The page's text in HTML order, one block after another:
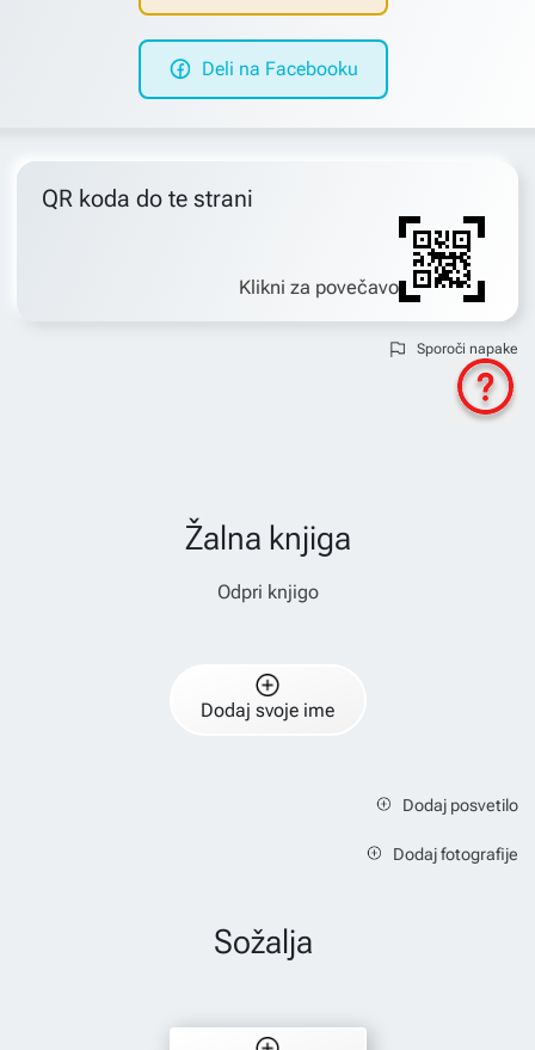
Deli na Facebooku
QR koda do te strani
Klikni za povečavo
Sporoči napake
Žalna knjiga
Odpri knjigo
Dodaj svoje ime
Dodaj posvetilo
Dodaj fotografije
Sožalja